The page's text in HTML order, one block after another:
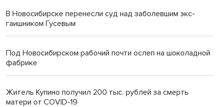
В Новосибирске перенесли суд над заболевшим экс-
гаишником Гусевым
Под Новосибирском рабочий почти ослеп на шоколадной
фабрике
Житель Купино получил 200 тыс. рублей за смерть
матери от COVID-19